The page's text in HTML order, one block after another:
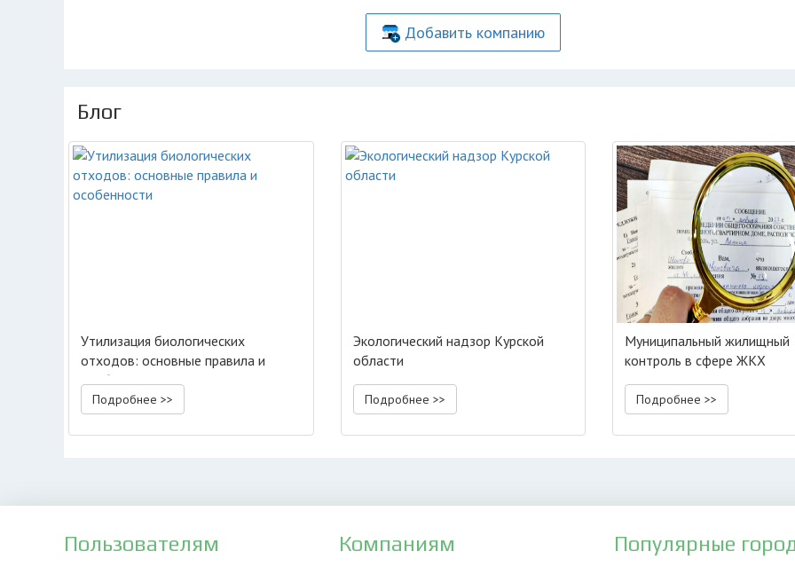
Добавить компанию
Блог
Утилизация биологических
отходов: основные правила и
особенности
Подробнее >>
Экологический надзор Курской
области
Подробнее >>
Муниципальный жилищный
контроль в сфере ЖКХ
Подробнее >>
Пользователям Компаниям Популярные